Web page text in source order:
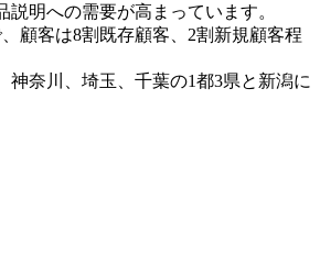
説明への需要が高まっています。
、顧客は8割既存顧客、2割新規顧客程
神奈川、埼玉、千葉の1都3県と新潟に